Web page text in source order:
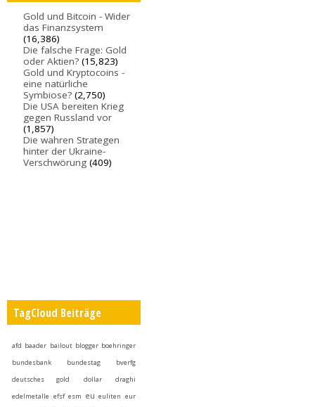
Gold und Bitcoin - Wider
das Finanzsystem
(16,386)
Die falsche Frage: Gold
oder Aktien? (15,823)
Gold und Kryptocoins -
eine natürliche
Symbiose? (2,750)
Die USA bereiten Krieg
gegen Russland vor
(1,857)
Die wahren Strategen
hinter der Ukraine-
Verschwörung (409)
TagCloud Beiträge
afd baader bailout blogger boehringer
bundesbank
bundestag
bverfg
deutsches gold
dollar
draghi
edelmetalle efsf esm eu euliten eur